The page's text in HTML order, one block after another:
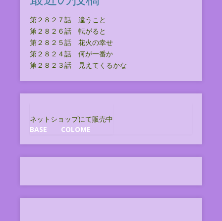
第２８２７話 違うこと
第２８２６話 転がると
第２８２５話 花火の幸せ
第２８２４話 何が一番か
第２８２３話 見えてくるかな
ネットショップにて販売中
BASE
COLOME